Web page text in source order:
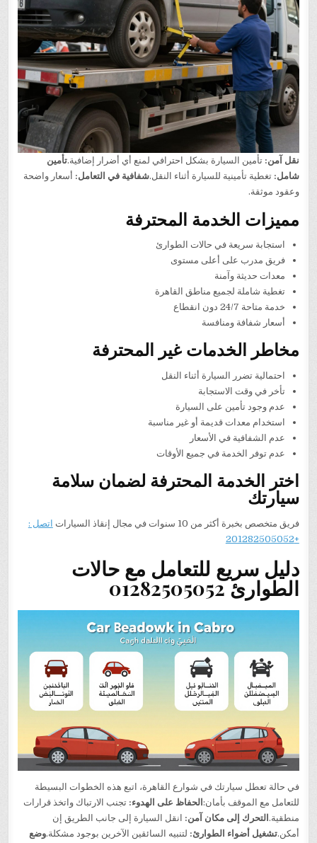
نقل آمن: تأمين السيارة بشكل احترافي لمنع أي أضرار إضافية.تأمين
شامل: تغطية تأمينية للسيارة أثناء النقل.شفافية في التعامل: أسعار واضحة
وعقود موثقة.
مميزات الخدمة المحترفة
استجابة سريعة في حالات الطوارئ
فريق مدرب على أعلى مستوى
معدات حديثة وآمنة
تغطية شاملة لجميع مناطق القاهرة
خدمة متاحة 24/7 دون انقطاع
أسعار شفافة ومنافسة
مخاطر الخدمات غير المحترفة
احتمالية تضرر السيارة أثناء النقل
تأخر في وقت الاستجابة
عدم وجود تأمين على السيارة
استخدام معدات قديمة أو غير مناسبة
عدم الشفافية في الأسعار
عدم توفر الخدمة في جميع الأوقات
اختر الخدمة المحترفة لضمان سلامة
سيارتك
فريق متخصص بخبرة أكثر من 10 سنوات في مجال إنقاذ السيارات
اتصل :
+201282505052
دليل سريع للتعامل مع حالات
الطوارئ 01282505052
في حالة تعطل سيارتك في شوارع القاهرة، اتبع هذه الخطوات البسيطة
للتعامل مع الموقف بأمان: الحفاظ على الهدوء: تجنب الارتباك واتخذ قرارات
منطقية. التحرك إلى مكان آمن: انقل السيارة إلى جانب الطريق إن
أمكن.تشغيل أضواء الطوارئ: لتنبيه السائقين الآخرين بوجود مشكلة.وضع